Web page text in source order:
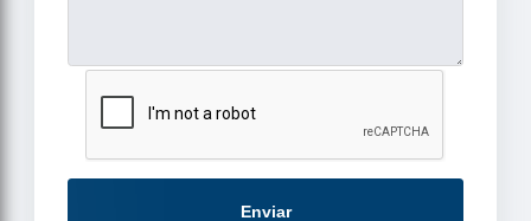
Enviar